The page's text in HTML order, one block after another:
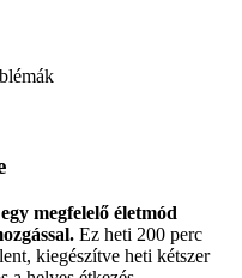
megfelelő életmód
Ez heti 200 perc
kiegészítve heti kétszer